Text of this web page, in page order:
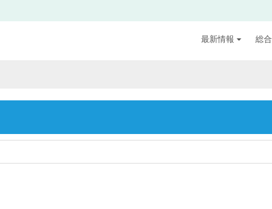
最新情報 総